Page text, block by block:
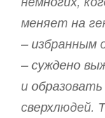
меняет на
– избранным
– суждено
и
сверхлюдей.